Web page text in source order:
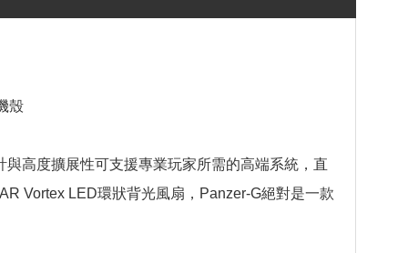
殼
高度擴展性可支援專業玩家所需的高端系統，直
Vortex LED環狀背光風扇，Panzer-G絕對是一款